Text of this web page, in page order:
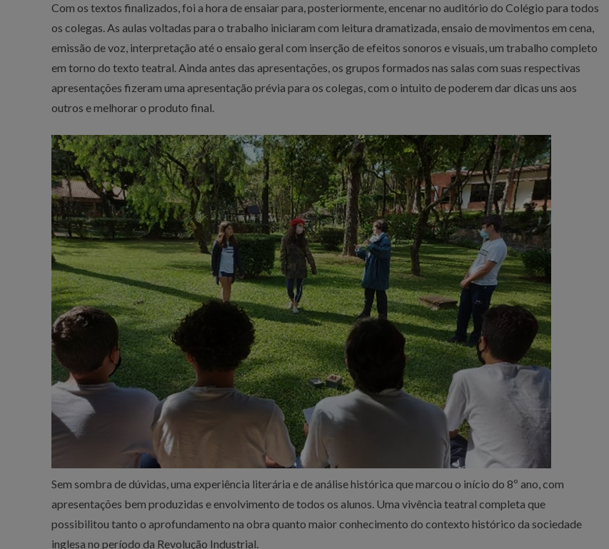
Com os textos finalizados, foi a hora de ensaiar para, posteriormente, encenar no auditório do Colégio para todos
os colegas. As aulas voltadas para o trabalho iniciaram com leitura dramatizada, ensaio de movimentos em cena,
emissão de voz, interpretação até o ensaio geral com inserção de efeitos sonoros e visuais, um trabalho completo
em torno do texto teatral. Ainda antes das apresentações, os grupos formados nas salas com suas respectivas
apresentações fizeram uma apresentação prévia para os colegas, com o intuito de poderem dar dicas uns aos
outros e melhorar o produto final.
Sem sombra de dúvidas, uma experiência literária e de análise histórica que marcou o início do 8º ano, com
apresentações bem produzidas e envolvimento de todos os alunos. Uma vivência teatral completa que
possibilitou tanto o aprofundamento na obra quanto maior conhecimento do contexto histórico da sociedade
inglesa no período da Revolução Industrial.